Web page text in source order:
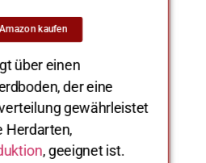
kaufen
über einen
der eine
gewährleistet
Herdarten,
, geeignet ist.